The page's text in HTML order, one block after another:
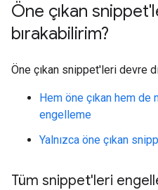
Öne çıkan
bırakabilirim?
Öne çıkan snippet'leri devre
Hem öne çıkan hem
engelleme
Yalnızca öne çıkan
Tüm snippet'leri